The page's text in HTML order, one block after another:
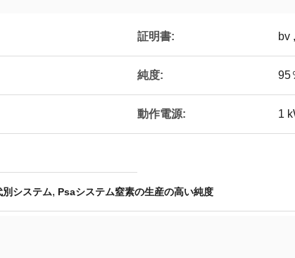
証明書: bv
純度: 95
動作電源: 1
システム, Psaシステム窒素の生産の高い純度